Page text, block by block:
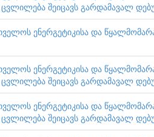
ცვლილება შეიცავს გარდამავალ
ენერგეტიკისა და
ენერგეტიკისა და
ცვლილება შეიცავს გარდამავალ
ენერგეტიკისა და
ცვლილება შეიცავს გარდამავალ